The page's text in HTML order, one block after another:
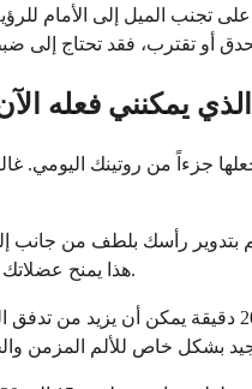
على تجنب الميل إلى الأمام
يمكنني فعله
جزءاً من روتينك اليومي.
أو دقيقتين. قم بتدوير كتفيك، وقم بتدوير
هذا يمنح عضلاتك فرصة للاسترخاء وإعادة الضبط.
يمكن أن يؤدي تطبيق الحرارة إلى تهدئة العضلات المشدودة والمؤلمة. حمام دافئ، أو وسادة